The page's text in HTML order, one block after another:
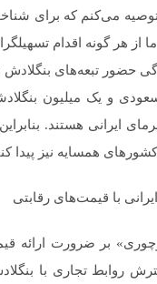
می‌کنم که برای
از هر گونه اقدام
و یک میلیون
ایرانی هستند.
همسایه نیز پیدا
با قیمت‌های رقابتی
بر ضرورت ارائه
روابط تجاری با